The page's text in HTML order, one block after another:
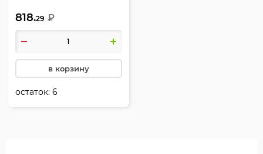
Стамм, ЛТ40
818.29 ₽
в корзину
остаток:6